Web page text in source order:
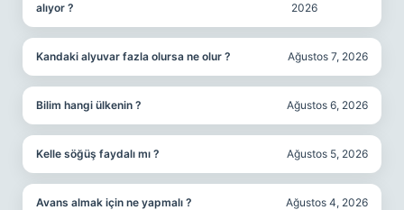
alıyor ?
2026
Kandaki alyuvar fazla olursa ne olur ? Ağustos 7, 2026
Bilim hangi ülkenin ? Ağustos 6, 2026
Kelle söğüş faydalı mı ? Ağustos 5, 2026
Avans almak için ne yapmalı ? Ağustos 4, 2026